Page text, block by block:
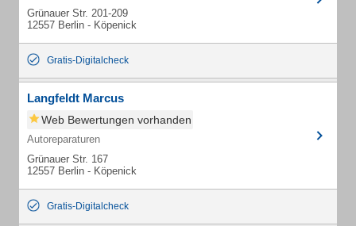
Grünauer Str. 201-209
12557 Berlin - Köpenick
Gratis-Digitalcheck
Langfeldt Marcus
Web Bewertungen vorhanden
Autoreparaturen
Grünauer Str. 167
12557 Berlin - Köpenick
Gratis-Digitalcheck